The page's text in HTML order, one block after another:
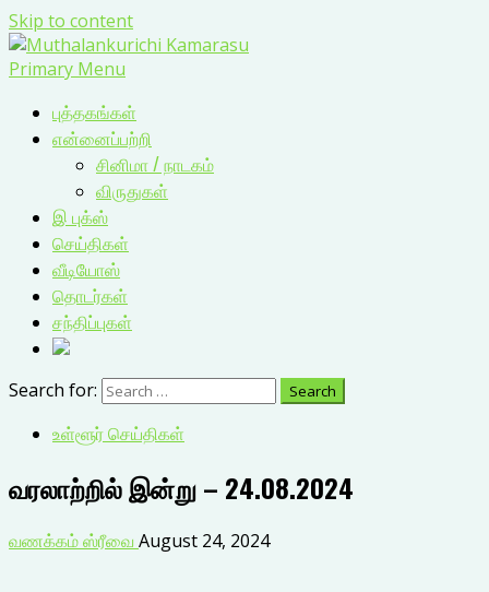
Skip to content
Primary Menu
புத்தகங்கள்
என்னைப்பற்றி
சினிமா / நாடகம்
விருதுகள்
இ புக்ஸ்
செய்திகள்
வீடியோஸ்
தொடர்கள்
சந்திப்புகள்
Search for:
உள்ளூர் செய்திகள்
வரலாற்றில் இன்று – 24.08.2024
வணக்கம் ஸ்ரீவை August 24, 2024